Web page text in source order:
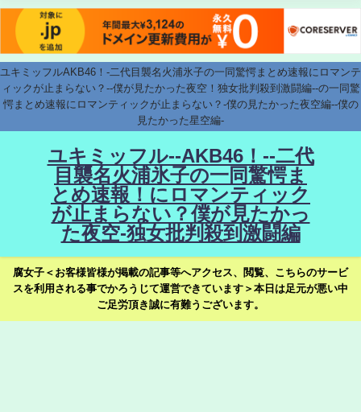
ユキミッフルAKB46！-二代目襲名火浦氷子の一同驚愕まとめ速報にロマンテ
ィックが止まらない？--僕が見たかった夜空！独女批判殺到激闘編--の一同驚
愕まとめ速報にロマンティックが止まらない？-僕の見たかった夜空編--僕の
見たかった星空編-
ユキミッフル--AKB46！--二代
目襲名火浦氷子の一同驚愕ま
とめ速報！にロマンティック
が止まらない？僕が見たかっ
た夜空-独女批判殺到激闘編
腐女子＜お客様皆様が掲載の記事等へアクセス、閲覧、こちらのサービ
スを利用される事でかろうじて運営できています＞本日は足元が悪い中
ご足労頂き誠に有難うございます。